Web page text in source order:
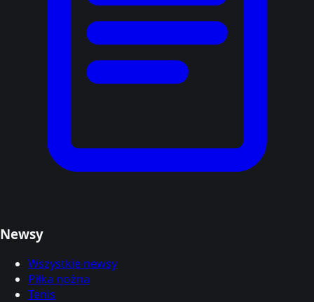
Newsy
Wszystkie newsy
Piłka nożna
Tenis